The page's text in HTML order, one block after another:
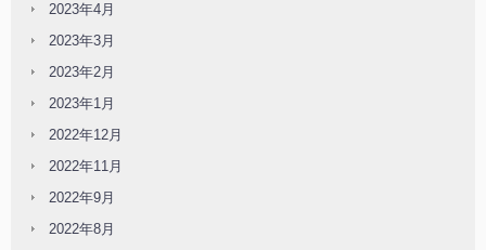
2023年4月
2023年3月
2023年2月
2023年1月
2022年12月
2022年11月
2022年9月
2022年8月